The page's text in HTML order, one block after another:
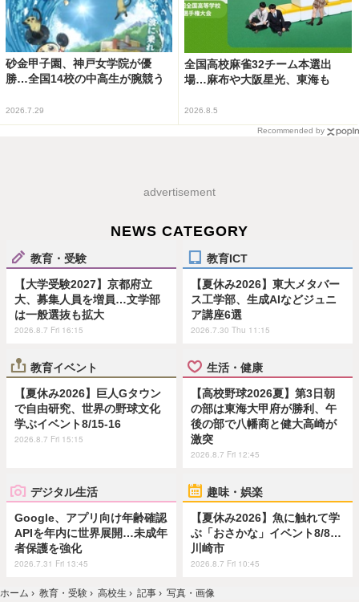
砂金甲子園、神戸女学院が優
勝…全国14校の中高生が腕競う
2026.7.29
全国高校麻雀32チーム本選出
場…麻布や大阪星光、東海も
2026.8.5
Recommended by
advertisement
NEWS CATEGORY
教育・受験
【大学受験2027】京都府立
大、募集人員を増員…文学部
は一般選抜も拡大
2026.8.7 Fri 16:15
教育ICT
【夏休み2026】東大メタバー
ス工学部、生成AIなどジュニ
ア講座6選
2026.7.30 Thu 11:15
教育イベント
【夏休み2026】巨人Gタウン
で自由研究、世界の野球文化
学ぶイベント8/15-16
2026.8.7 Fri 15:15
生活・健康
【高校野球2026夏】第3日朝
の部は東海大甲府が勝利、午
後の部で八幡商と健大高崎が
激突
2026.8.7 Fri 12:45
デジタル生活
Google、アプリ向け年齢確認
APIを年内に世界展開…未成年
者保護を強化
2026.7.31 Fri 13:45
趣味・娯楽
【夏休み2026】魚に触れて学
ぶ「おさかな」イベント8/8…
川崎市
2026.8.7 Fri 10:45
ホーム › 教育・受験 › 高校生 › 記事 › 写真・画像